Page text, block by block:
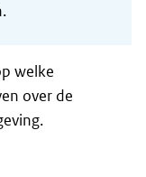
welke
over de